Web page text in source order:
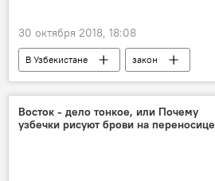
30 октября 2018, 18:08
В Узбекистане
закон
министерство
Политика
Восток - дело тонкое, или Почему
узбечки рисуют брови на переносице